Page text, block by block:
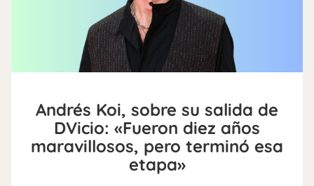
Andrés Koi, sobre su salida de
DVicio: «Fueron diez años
maravillosos, pero terminó esa
etapa»